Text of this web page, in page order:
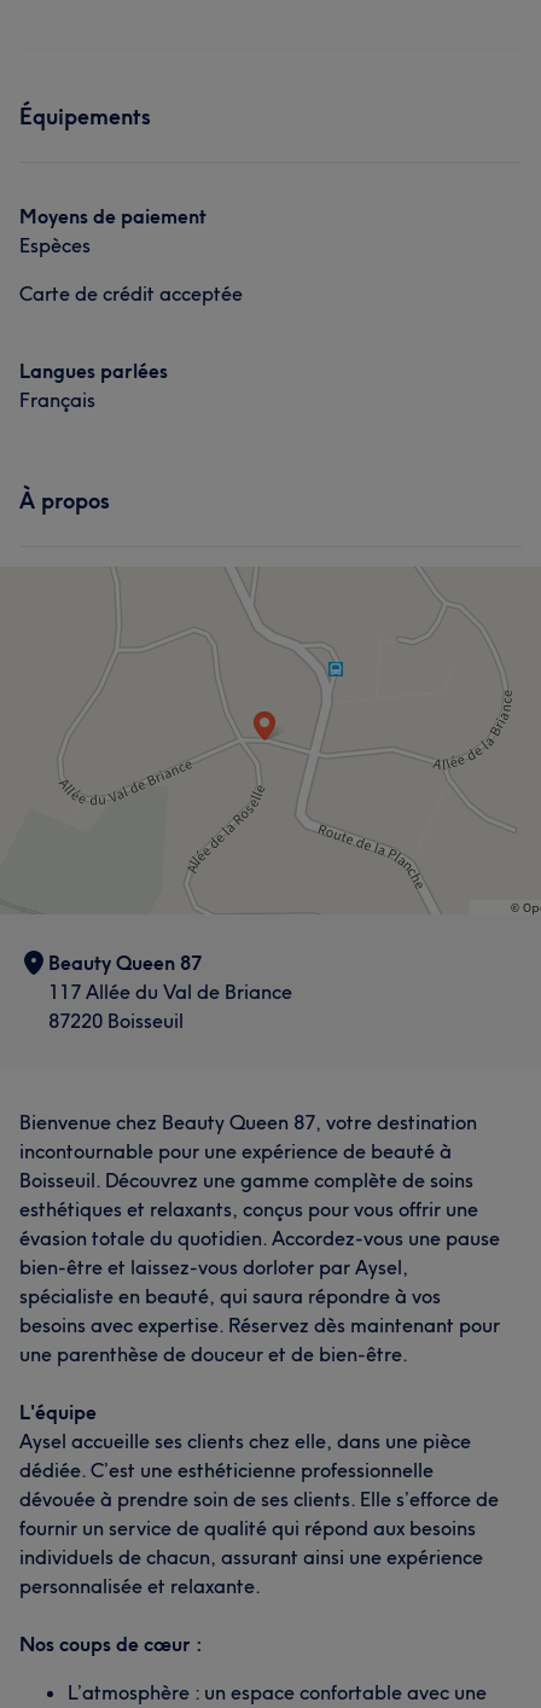
Équipements
Moyens de paiement
Espèces
Carte de crédit acceptée
Langues parlées
Français
À propos
Beauty Queen 87
117 Allée du Val de Briance
87220 Boisseuil
Bienvenue chez Beauty Queen 87, votre destination
incontournable pour une expérience de beauté à
Boisseuil. Découvrez une gamme complète de soins
esthétiques et relaxants, conçus pour vous offrir une
évasion totale du quotidien. Accordez-vous une pause
bien-être et laissez-vous dorloter par Aysel,
spécialiste en beauté, qui saura répondre à vos
besoins avec expertise. Réservez dès maintenant pour
une parenthèse de douceur et de bien-être.
L'équipe
Aysel accueille ses clients chez elle, dans une pièce
dédiée. C’est une esthéticienne professionnelle
dévouée à prendre soin de ses clients. Elle s’efforce de
fournir un service de qualité qui répond aux besoins
individuels de chacun, assurant ainsi une expérience
personnalisée et relaxante.
Nos coups de cœur :
L’atmosphère : un espace confortable avec une